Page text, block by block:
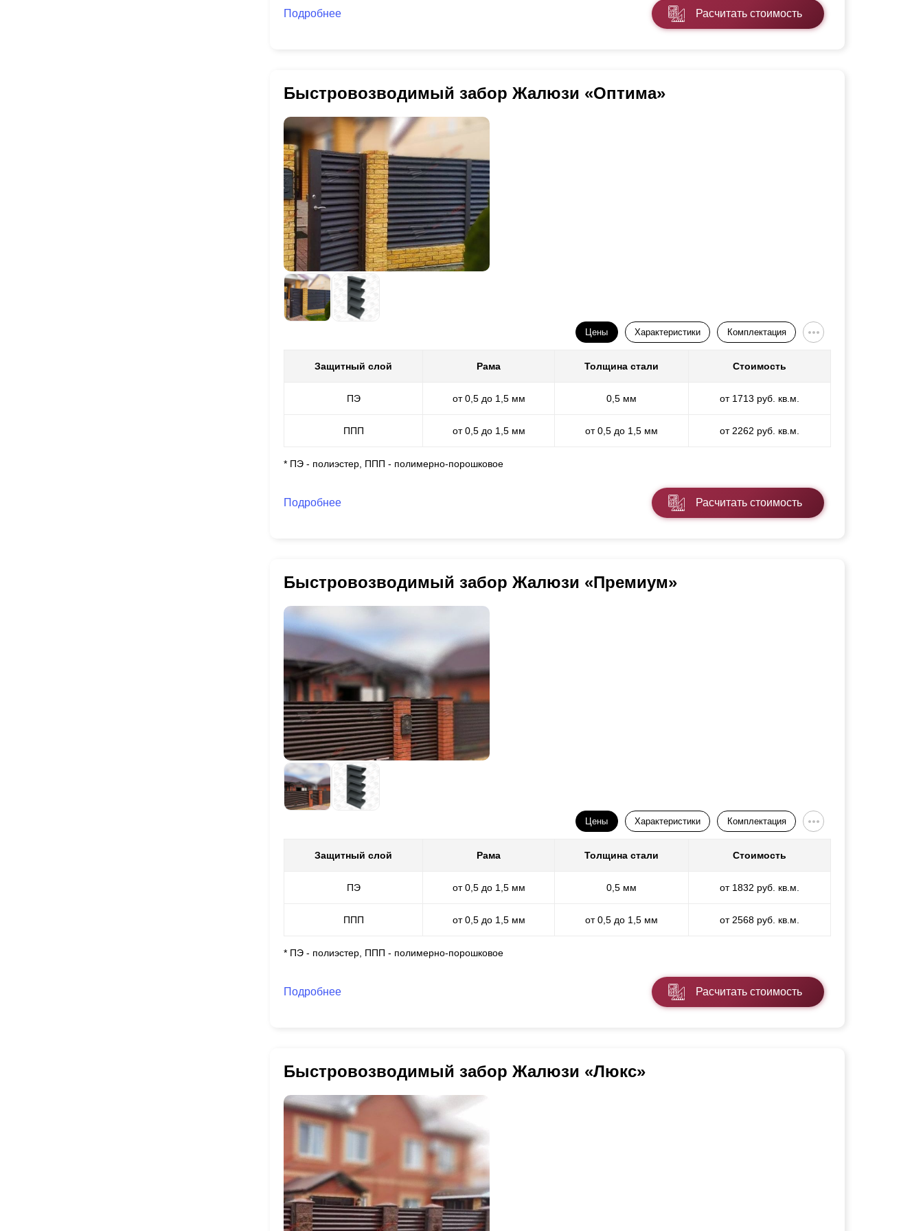
Подробнее Расчитать стоимость
Быстровозводимый забор Жалюзи «Оптима»
Цены Характеристики Комплектация
Защитный слой Рама Толщина стали Стоимость
ПЭ от 0,5 до 1,5 мм 0,5 мм от 1713 руб. кв.м.
ППП от 0,5 до 1,5 мм от 0,5 до 1,5 мм от 2262 руб. кв.м.
* ПЭ - полиэстер, ППП - полимерно-порошковое
Подробнее Расчитать стоимость
Быстровозводимый забор Жалюзи «Премиум»
Цены Характеристики Комплектация
Защитный слой Рама Толщина стали Стоимость
ПЭ от 0,5 до 1,5 мм 0,5 мм от 1832 руб. кв.м.
ППП от 0,5 до 1,5 мм от 0,5 до 1,5 мм от 2568 руб. кв.м.
* ПЭ - полиэстер, ППП - полимерно-порошковое
Подробнее Расчитать стоимость
Быстровозводимый забор Жалюзи «Люкс»